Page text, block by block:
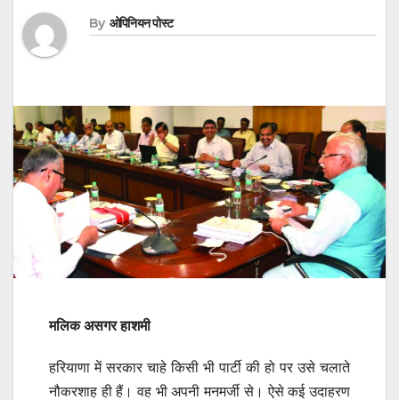
By ओपिनियन पोस्ट
मलिक असगर हाशमी
हरियाणा में सरकार चाहे किसी भी पार्टी की हो पर उसे चलाते
नौकरशाह ही हैं। वह भी अपनी मनमर्जी से। ऐसे कई उदाहरण